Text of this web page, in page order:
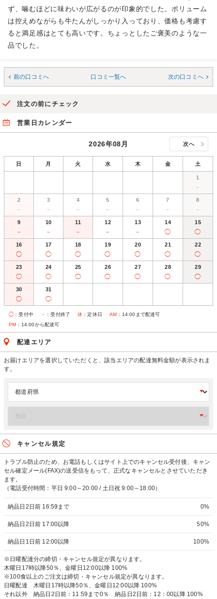
ず、噛むほどに味わいが広がるのが印象的でした。ボリューム
は控えめながらも牛たんがしっかり入っており、価格も考慮す
ると満足感はとても高いです。ちょっとしたご褒美のような一
品でした。
前の口コミへ 口コミ一覧へ 次の口コミへ
注文の前にチェック
営業日カレンダー
2026年08月 次へ
日 月 火 水 木 金 土
1
－
2
－
3
－
4
－
5
－
6
－
7
－
8
－
9
－
10
－
11
－
12
－
13
－
14
◯
15
◯
16
◯
17
◯
18
◯
19
◯
20
◯
21
◯
22
◯
23
◯
24
◯
25
◯
26
◯
27
◯
28
◯
29
◯
30
◯
31
◯
◯ ：受付中 － ：受付終了 休 ：定休日 AM ：14:00まで配達可
PM ：14:00から配達可
配達エリア
お届けエリアを選択していただくと、該当エリアの配達無料金額が表示されま
す。
キャンセル規定
トラブル防止のため、お電話もしくはサイト上でのキャンセル受付後、キャン
セル確定メール(FAX)の送受信をもって、正式なキャンセルとさせていただき
ます。
（電話受付時間：平日 9:00～20:00 / 土日祝 9:00～18:00）
納品日2日前 16:59まで 0%
納品日2日前 17:00以降 50%
納品日1日前 12:00以降 100%
※日曜配達分の締切・キャンセル規定が異なります。
木曜日17時以降50％、金曜日12:00以降 100%
※100食以上のご注文は締切・キャンセル規定が異なります。
日曜配達 木曜日17時以降50％、金曜日12:00以降 100%
それ以外 納品日2日前：11:59まで0％ 納品日2日前：12：00以降 100%